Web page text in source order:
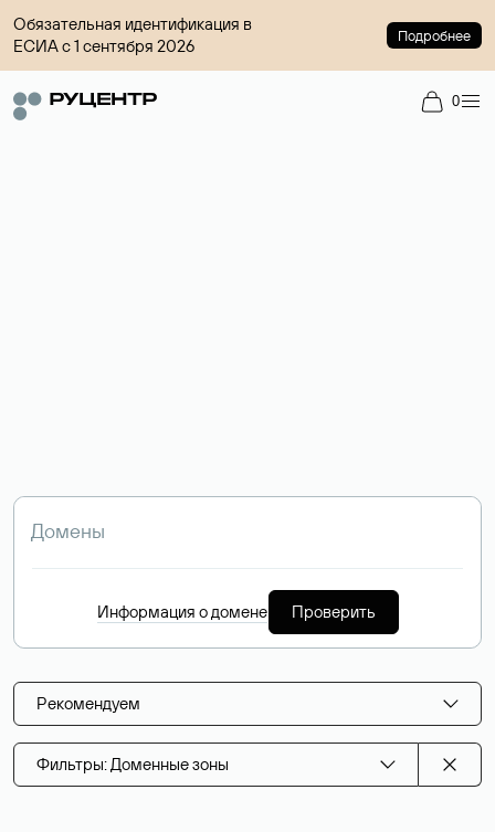
Обязательная идентификация в
ЕСИА с 1 сентября 2026
Подробнее
0
Информация о домене Проверить
Рекомендуем
Фильтры: Доменные зоны